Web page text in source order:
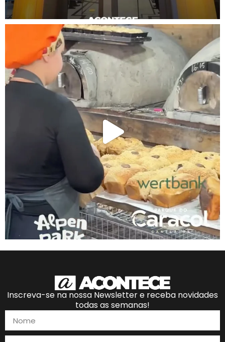
Inscreva-se na nossa Newsletter e receba novidades
todas as semanas!